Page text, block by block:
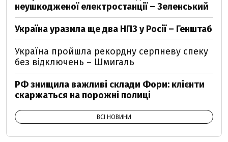
неушкодженої електростанції – Зеленський
Україна уразила ще два НПЗ у Росії – Генштаб
Україна пройшла рекордну серпневу спеку
без відключень – Шмигаль
РФ знищила важливі склади Фори: клієнти
скаржаться на порожні полиці
ВСІ НОВИНИ